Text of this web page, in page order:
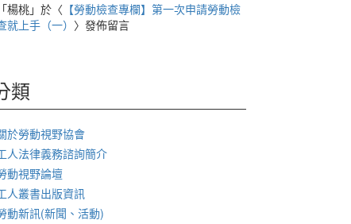
天=$3667+資遣費$183,共$3850)
,其實公司仍有在徵晚班櫃枱會計(正職1500-2400)及按摩師(
概念?)
「楊桃」於〈 【勞動檢查專欄】第一次申請勞動檢
就上手（一） 〉發佈留言
類
於勞動視野協會
人法律義務諮詢簡介
動視野論壇
人叢書出版資訊
動新訊(新聞、活動)